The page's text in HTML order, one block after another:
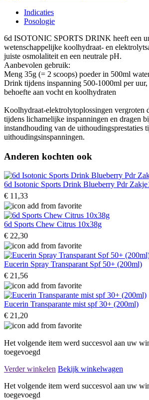
Indicaties
Posologie
6d ISOTONIC SPORTS DRINK heeft een
wetenschappelijke koolhydraat- en
juiste osmolaliteit en een neutrale pH.
Aanbevolen gebruik:
Meng 35g (= 2 scoops) poeder in 500ml
Drink tijdens inspanning 500-1000ml per
behoefte aan vocht en koolhydraten
Koolhydraat-elektrolytoplossingen vergroten
tijdens lichamelijke inspanningen en dragen
instandhouding van de uithoudingsprestaties
uithoudingsinspanningen.
Anderen kochten ook
6d Isotonic Sports Drink Blueberry Pdr
€ 11,33
6d Sports Chew Citrus 10x38g
€ 22,30
Eucerin Spray Transparant Spf 50+ (200ml)
€ 21,56
Eucerin Transparante mist spf 30+ (200ml)
€ 21,20
Het volgende item werd succesvol aan uw
toegevoegd
Verder winkelen Bekijk winkelwagen
Het volgende item werd succesvol aan uw
toegevoegd